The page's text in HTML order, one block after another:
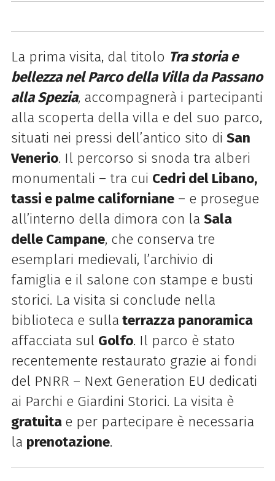
La prima visita, dal titolo Tra storia e
bellezza nel Parco della Villa da Passano
alla Spezia, accompagnerà i partecipanti
alla scoperta della villa e del suo parco,
situati nei pressi dell’antico sito di San
Venerio. Il percorso si snoda tra alberi
monumentali – tra cui Cedri del Libano,
tassi e palme californiane– e prosegue
all’interno della dimora con la Sala
delle Campane, che conserva tre
esemplari medievali, l’archivio di
famiglia e il salone con stampe e busti
storici. La visita si conclude nella
biblioteca e sulla terrazza panoramica
affacciata sul Golfo. Il parco è stato
recentemente restaurato grazie ai fondi
del PNRR – Next Generation EU dedicati
ai Parchi e Giardini Storici. La visita è
gratuita e per partecipare è necessaria
la prenotazione.